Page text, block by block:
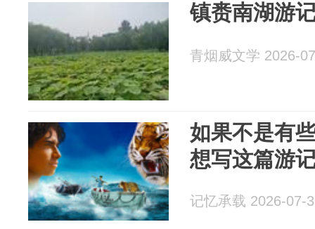
镇赉南湖游
青烟威文学 2026-
如果不是有
想写这篇游
记忆承载 2026-07-